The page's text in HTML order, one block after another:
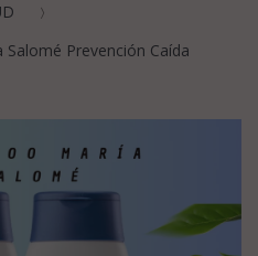
Salomé Prevención Caída